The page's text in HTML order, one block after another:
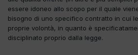
essere idoneo allo scopo per il quale
bisogno di uno specifico contratto in cui
proprie volontà, in quanto è
disciplinato proprio dalla legge.